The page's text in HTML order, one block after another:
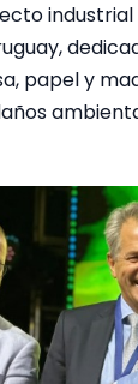
papel y